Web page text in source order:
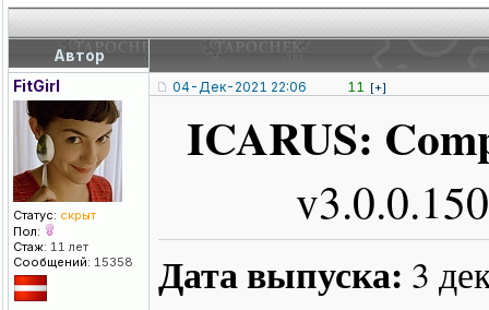
Автор
FitGirl
Статус: скрыт
Пол:
Стаж: 11 лет
Сообщений: 15358
04-Дек-2021 22:06 11 [+]
ICARUS:
Дата выпуска: 3